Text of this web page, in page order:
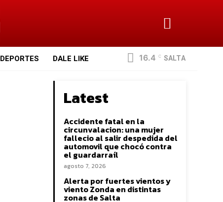
DEPORTES DALE LIKE 16.4 C SALTA
Latest
Accidente fatal en la
circunvalacion: una mujer
fallecio al salir despedida del
automovil que chocó contra
el guardarraíl
agosto 7, 2026
Alerta por fuertes vientos y
viento Zonda en distintas
zonas de Salta